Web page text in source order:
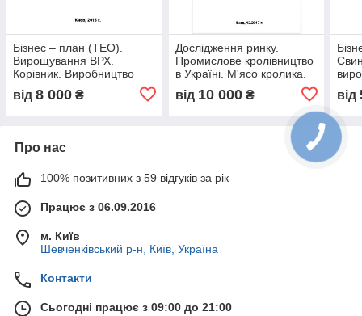
Бізнес – план (ТЕО).
Вирощування ВРХ.
Корівник. Виробництво
М'ясний напрям. Голштин
від 8 000 ₴
Дослідження ринку.
Промислове кролівництво
в Україні. М'ясо кролика.
кролів
від 10 000₴ від
Про нас
100% позитивних з 59 відгуків за рік
Працює з 06.09.2016
м. Київ
Шевченківський р-н, Київ, Україна
Контакти
Сьогодні працює з 09:00 до 21:00